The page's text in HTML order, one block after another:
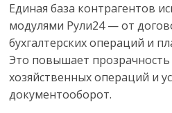
Единая база контрагентов
модулями Рули24 — от
бухгалтерских операций и
Это повышает
хозяйственных операций и
документооборот.